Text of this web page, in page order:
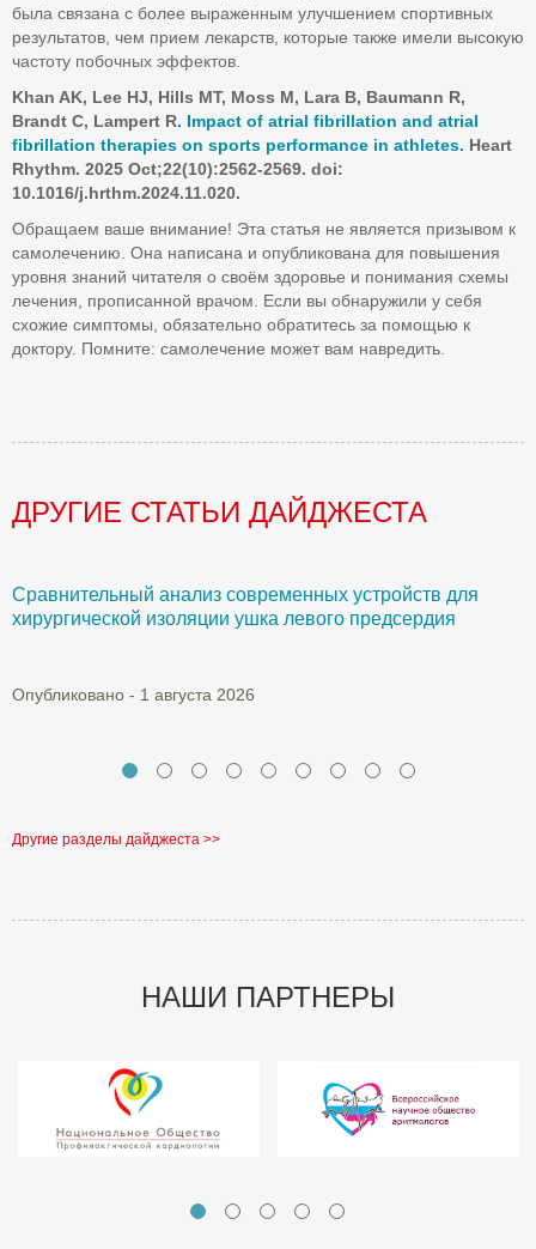
была связана с более выраженным улучшением спортивных
результатов, чем прием лекарств, которые также имели высокую
частоту побочных эффектов.
Khan AK, Lee HJ, Hills MT, Moss M, Lara B, Baumann R,
Brandt C, Lampert R. Impact of atrial fibrillation and atrial
fibrillation therapies on sports performance in athletes. Heart
Rhythm. 2025 Oct;22(10):2562-2569. doi:
10.1016/j.hrthm.2024.11.020.
Обращаем ваше внимание! Эта статья не является призывом к
самолечению. Она написана и опубликована для повышения
уровня знаний читателя о своём здоровье и понимания схемы
лечения, прописанной врачом. Если вы обнаружили у себя
схожие симптомы, обязательно обратитесь за помощью к
доктору. Помните: самолечение может вам навредить.
ДРУГИЕ СТАТЬИ ДАЙДЖЕСТА
Сравнительный анализ современных устройств для
хирургической изоляции ушка левого предсердия
Опубликовано - 1 августа 2026
Другие разделы дайджеста >>
НАШИ ПАРТНЕРЫ